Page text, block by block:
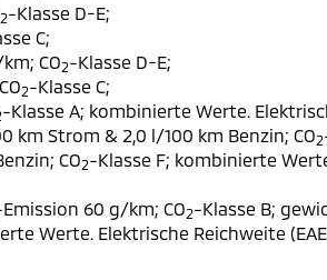
2-Klasse D-E;
C;
CO2-Klasse D-E;
2-Klasse C;
-Klasse A; kombinierte Werte.
km Strom & 2,0 l/100 km Benzin; CO2
CO2-Klasse F; kombinierte
60 g/km; CO2-Klasse B;
Werte. Elektrische Reichweite